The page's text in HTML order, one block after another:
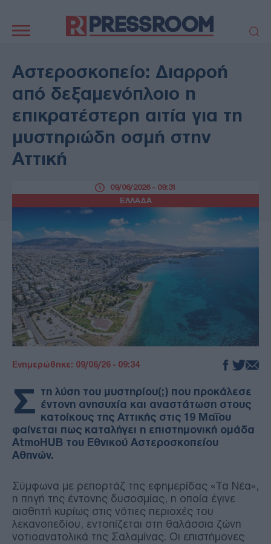
πλοήγηση
ΠΟΛΙΤΙΚΗ
ΤΟΥΡΚΙΑ
ΟΙΚΟΝΟΜΙΑ
ΕΚΚΛΗΣΙΑ
ΑΜΥΝΑ
ΔΙΕΘΝΗ
ΚΥΠΡΟΣ
MEDIA
LIFESTYLE
SPORTS
ΤΕΧΝΟΛΟΓΙΑ
ΠΑΡΑΞΕΝΑ
ΖΩΔΙΑ
ΑΡΘΡΟΓΡΑΦΙΑ
Αστεροσκοπείο: Διαρροή
από δεξαμενόπλοιο η
επικρατέστερη αιτία για τη
μυστηριώδη οσμή στην
Αττική
ΕΛΛΑΔΑ
09/06/2026 - 09:31
Ενημερώθηκε: 09/06/26 - 09:34
Σ τη λύση του μυστηρίου(;) που προκάλεσε
έντονη ανησυχία και αναστάτωση στους
κατοίκους της Αττικής στις 19 Μαΐου
φαίνεται πως καταλήγει η επιστημονική ομάδα
AtmoHUB του Εθνικού Αστεροσκοπείου
Αθηνών.
Σύμφωνα με ρεπορτάζ της εφημερίδας «Τα Νέα»,
η πηγή της έντονης δυσοσμίας, η οποία έγινε
αισθητή κυρίως στις νότιες περιοχές του
λεκανοπεδίου, εντοπίζεται στη θαλάσσια ζώνη
νοτιοανατολικά της Σαλαμίνας. Οι επιστήμονες